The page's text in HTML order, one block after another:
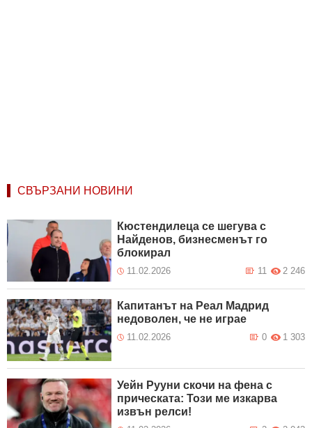
СВЪРЗАНИ НОВИНИ
Кюстендилеца се шегува с
Найденов, бизнесменът го
блокирал
11.02.2026 2 246
11
Капитанът на Реал Мадрид
недоволен, че не играе
11.02.2026 1 303
0
Уейн Рууни скочи на фена с
прическата: Този ме изкарва
извън релси!